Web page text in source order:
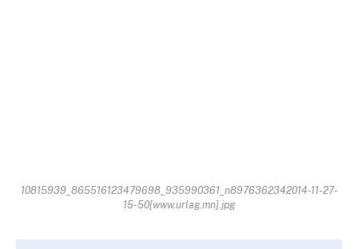
10815939_865516123479698_935990361_n8976362342014-11-27-
15-50[www.urlag.mn].jpg